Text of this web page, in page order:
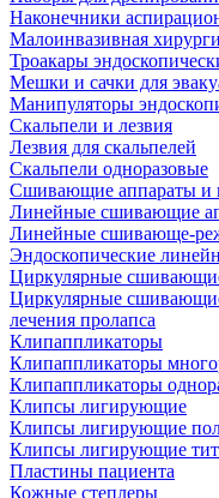
Наконечники
Малоинвазивная
Троакары
Мешки и сачки для
Манипуляторы
Скальпели и лезвия
Лезвия для скальпелей
Скальпели одноразовые
Сшивающие аппараты и
Линейные сшивающие
Линейные сшивающе-
Эндоскопические
Циркулярные
Циркулярные
лечения пролапса
Клипаппликаторы
Клипаппликаторы
Клипаппликаторы
Клипсы лигирующие
Клипсы лигирующие
Клипсы лигирующие
Пластины пациента
Кожные степлеры